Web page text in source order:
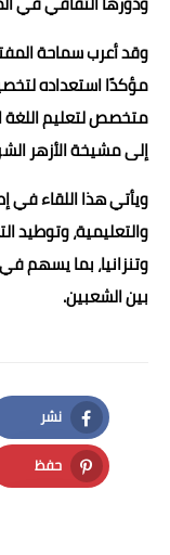
وقد أعرب سماحة
مؤكدًا استعداده
متخصص لتعليم اللغة
إلى مشيخة الأزهر
ويأتي هذا اللقاء في
والتعليمية، وتوطيد
وتنزانيا، بما يسهم
بين الشعبين.
نشر
Facebook
حفظ
Pinterest